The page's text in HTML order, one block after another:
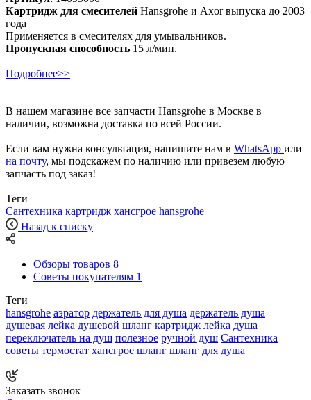
Картридж для смесителей Hansgrohe и Axor выпуска до 2003
года
Применяется в смесителях для умывальников.
Пропускная способность 15 л/мин.
Подробнее>>
В нашем магазине все запчасти Hansgrohe в Москве в
наличии, возможна доставка по всей России.
Если вам нужна консультация, напишите нам в WhatsApp или
на почту, мы подскажем по наличию или привезем любую
запчасть под заказ!
Теги
Сантехника картридж хансгрое hansgrohe
Назад к списку
Обзоры товаров 8
Советы покупателям 1
Теги
hansgrohe аэратор держатель для душа держатель душа
душевая лейка душевой шланг картридж лейка душа
переключатель на душ полезное ручной душ Сантехника
советы термостат хансгрое шланг шланг для душа
Заказать звонок